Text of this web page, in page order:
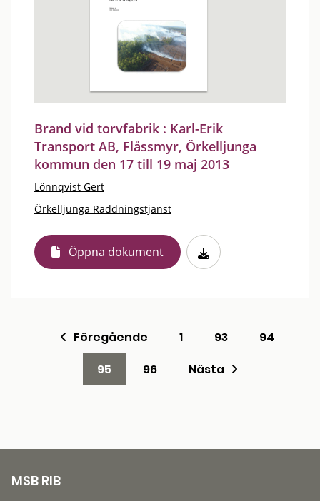
Brand vid torvfabrik : Karl-Erik
Transport AB, Flåssmyr, Örkelljunga
kommun den 17 till 19 maj 2013
Lönnqvist Gert
Örkelljunga Räddningstjänst
Öppna dokument
Föregående 1 93
94
95
96 Nästa
MSB RIB